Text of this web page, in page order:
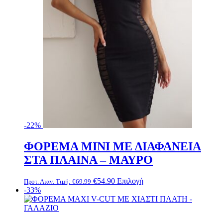
του
προϊόντος
-22%
ΦΟΡΕΜΑ MINI ΜΕ ΔΙΑΦΑΝΕΙΑ
ΣΤΑ ΠΛΑΙΝΑ – ΜΑΥΡΟ
Προτ. Λιαν. Τιμή: €69.99 €54.90 ΕπιλογήΑυτό
προϊόν
-33%